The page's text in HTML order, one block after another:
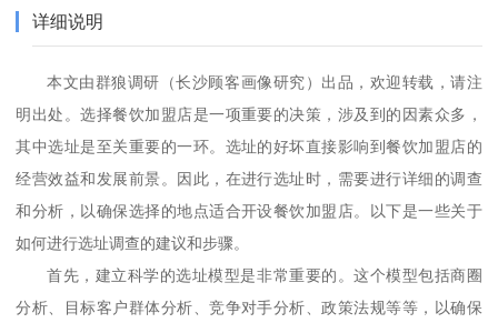
详细说明
本文由群狼调研 （长沙顾客画像研究）出品，欢迎转载，请注
明出处 。选择餐饮加盟店是一项重要的决策，涉及到的因素众多，
其中选址是至关重要的一环。选址的好坏直接影响到餐饮加盟店的
经营效益和发展前景。因此，在进行选址时，需要进行详细的调查
和分析，以确保选择的地点适合开设餐饮加盟店。以下是一些关于
如何进行选址调查的建议和步骤。
首先，建立科学的选址模型是非常重要的。这个模型包括商圈
分析、目标客户群体分析、竞争对手分析、政策法规等等，以确保